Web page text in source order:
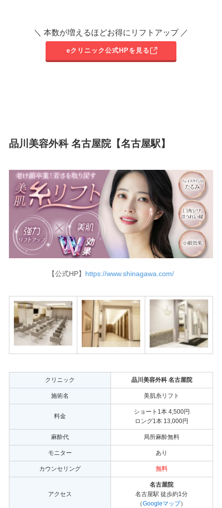
＼ 本数が増えるほどお得にリフトアップ ／
eクリニック公式HPを見る
品川美容外科 名古屋院【名古屋駅】
【公式HP】 https://www.shinagawa.com/
クリニック 品川美容外科 名古屋院
施術名 美肌糸リフト
料金
ショート1本 4,500円
ロング1本 13,000円
麻酔代 局所麻酔無料
モニター あり
カウンセリング 無料
アクセス
名古屋院
名古屋駅 徒歩約1分
（Googleマップ）